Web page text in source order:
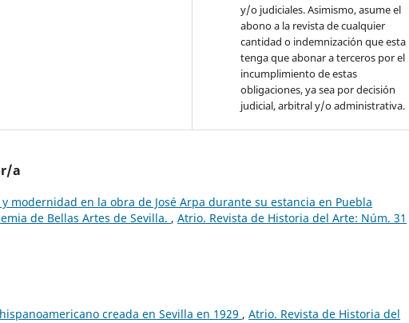
y/o judiciales. Asimismo, asume el
abono a la revista de cualquier
cantidad o indemnización que esta
tenga que abonar a terceros por el
incumplimiento de estas
obligaciones, ya sea por decisión
judicial, arbitral y/o administrativa.
a
modernidad en la obra de José Arpa durante su estancia en Puebla
de Bellas Artes de Sevilla. , Atrio. Revista de Historia del Arte: Núm. 31
creada en Sevilla en 1929 , Atrio. Revista de Historia del